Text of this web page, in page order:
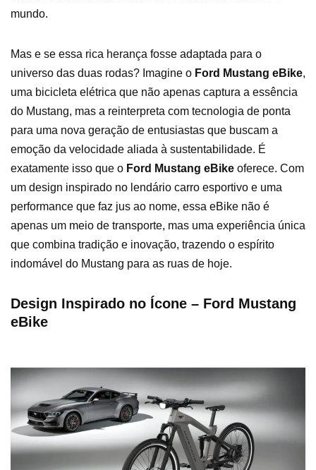
mundo.
Mas e se essa rica herança fosse adaptada para o
universo das duas rodas? Imagine o Ford Mustang eBike,
uma bicicleta elétrica que não apenas captura a essência
do Mustang, mas a reinterpreta com tecnologia de ponta
para uma nova geração de entusiastas que buscam a
emoção da velocidade aliada à sustentabilidade. É
exatamente isso que o Ford Mustang eBike oferece. Com
um design inspirado no lendário carro esportivo e uma
performance que faz jus ao nome, essa eBike não é
apenas um meio de transporte, mas uma experiência única
que combina tradição e inovação, trazendo o espírito
indomável do Mustang para as ruas de hoje.
Design Inspirado no Ícone – Ford Mustang
eBike